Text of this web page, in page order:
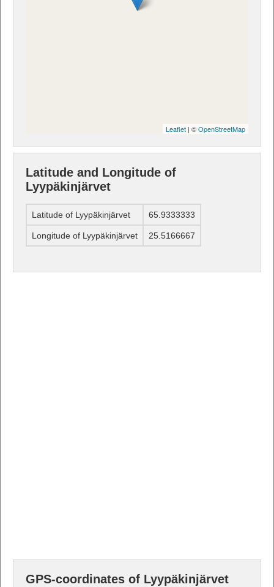
Leaflet | ©OpenStreetMap
Latitude and Longitude of
Lyypäkinjärvet
Latitude of Lyypäkinjärvet 65.9333333
Longitude of Lyypäkinjärvet 25.5166667
GPS-coordinates of Lyypäkinjärvet